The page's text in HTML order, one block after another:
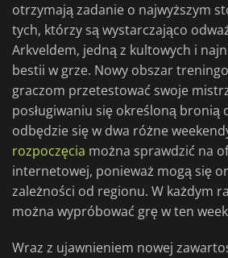
otrzymają zadanie o najwyższym
tych, którzy są wystarczająco
Arkveldem, jedną z kultowych i
bestii w grze. Nowy obszar
graczom przetestować swoje
posługiwaniu się określoną bronią
odbędzie się w dwa różne
rozpoczęcia można sprawdzić na
internetowej, ponieważ mogą się
zależności od regionu. W każdym
można wypróbować grę w ten
Wraz z ujawnieniem nowej